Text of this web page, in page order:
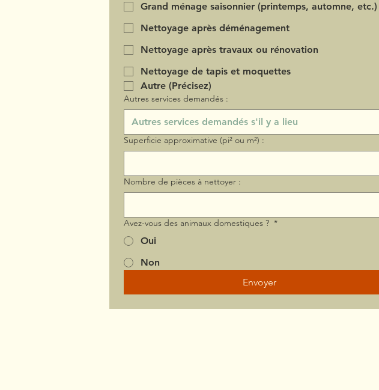
Grand ménage saisonnier (printemps, automne, etc.)
Nettoyage après déménagement
Nettoyage après travaux ou rénovation
Nettoyage de tapis et moquettes
Autre (Précisez)
Autres services demandés :
Superficie approximative (pi² ou m²) :
Nombre de pièces à nettoyer :
Avez-vous des animaux domestiques ? *
Oui
Non
Envoyer